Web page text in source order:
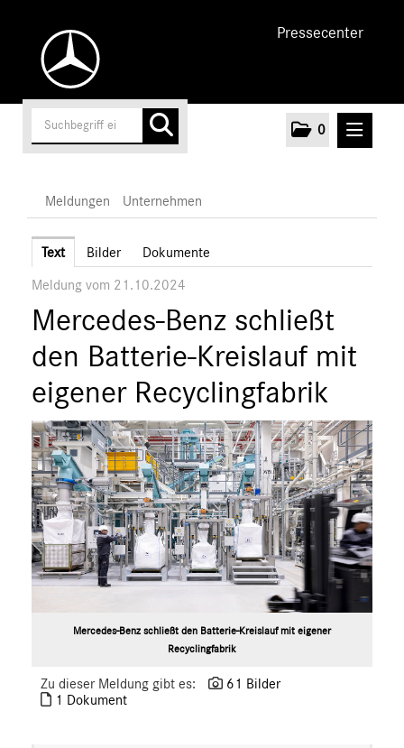
Pressecenter
0
Unternehmen
Marken & Produkte
MEDIA
ÜBER UNS
ANSPRECHPARTNER
Meldungen Unternehmen
Text Bilder Dokumente
Meldung vom 21.10.2024
Mercedes-Benz schließt
den Batterie-Kreislauf mit
eigener Recyclingfabrik
Mercedes-Benz schließt den Batterie-Kreislauf mit eigener
Recyclingfabrik
Zu dieser Meldung gibt es:
61 Bilder
1 Dokument